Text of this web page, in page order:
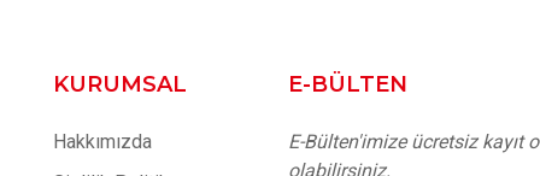
KURUMSAL
Hakkımızda
E-BÜLTEN
E-Bülten'imize ücretsiz kayıt
olabilirsiniz.